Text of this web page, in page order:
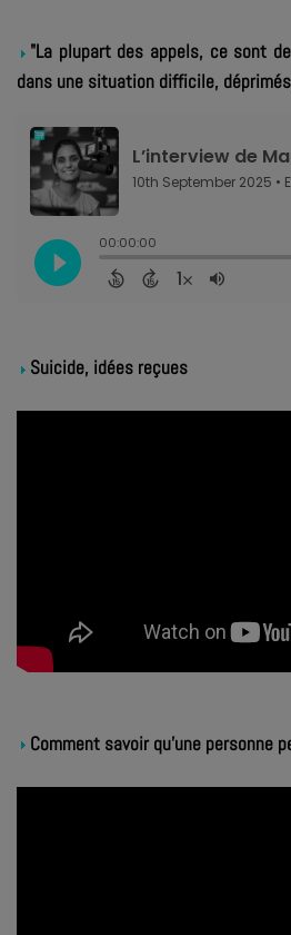
"La plupart des appels, ce sont
dans une situation difficile,
Suicide, idées reçues
Comment savoir qu'une personne